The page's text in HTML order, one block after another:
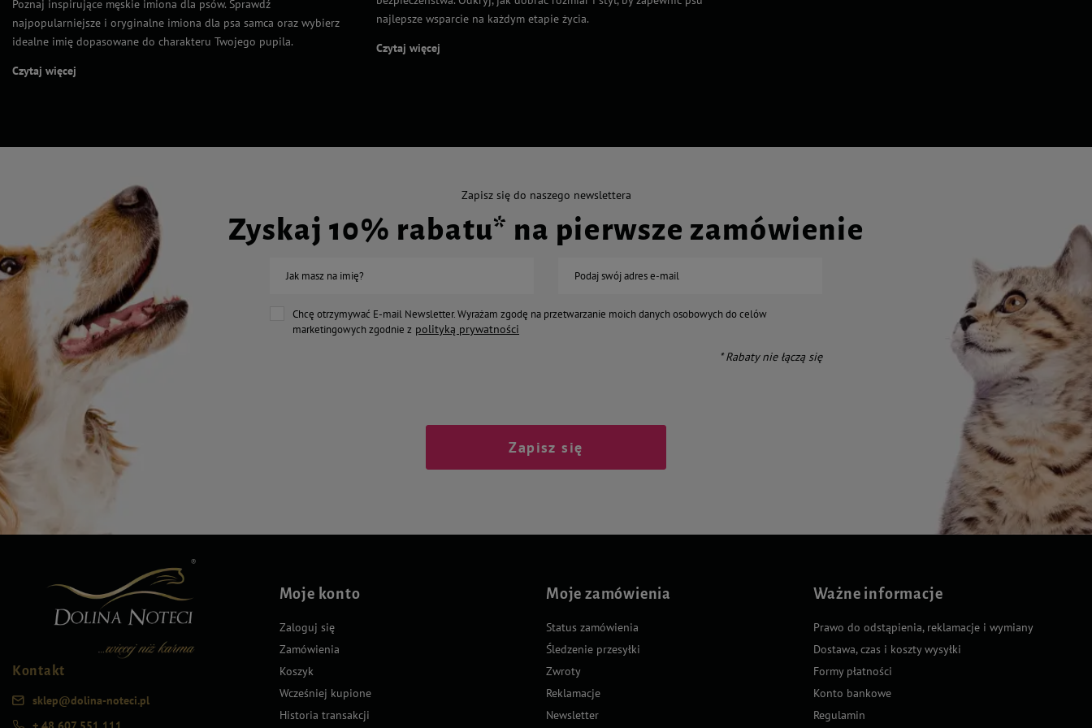
Poznaj inspirujące męskie imiona dla psów. Sprawdź
najpopularniejsze i oryginalne imiona dla psa samca oraz wybierz
idealne imię dopasowane do charakteru Twojego pupila.
Czytaj więcej
najlepsze wsparcie na każdym etapie życia.
Czytaj więcej
Zapisz się do naszego newslettera
Zyskaj 10% rabatu* na pierwsze zamówienie
Jak masz na imię? Podaj swój adres e-mail
Chcę otrzymywać E-mail Newsletter. Wyrażam zgodę na przetwarzanie moich danych osobowych do celów
marketingowych zgodnie z polityką prywatności
* Rabaty nie łączą się
Zapisz się
Kontakt
sklep@dolina-noteci.pl
Moje konto
Zaloguj się
Zamówienia
Koszyk
Wcześniej kupione
Historia transakcji
Moje zamówienia
Status zamówienia
Śledzenie przesyłki
Zwroty
Reklamacje
Newsletter
Ważne informacje
Prawo do odstąpienia, reklamacje i wymiany
Dostawa, czas i koszty wysyłki
Formy płatności
Konto bankowe
Regulamin